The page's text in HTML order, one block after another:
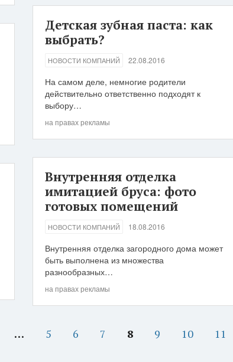
Детская зубная паста: как
выбрать?
НОВОСТИ КОМПАНИЙ 22.08.2016
На самом деле, немногие родители
действительно ответственно подходят к
выбору…
на правах рекламы
Внутренняя отделка
имитацией бруса: фото
готовых помещений
НОВОСТИ КОМПАНИЙ 18.08.2016
Внутренняя отделка загородного дома может
быть выполнена из множества
разнообразных…
на правах рекламы
… 5 6 7 8 9 10 11